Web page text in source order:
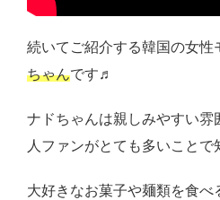
続いてご紹介する韓国の女性
ちゃんです♬
ナドちゃんは親しみやすい雰
人ファンがとても多いことで
大好きなお菓子や麺類を食べ